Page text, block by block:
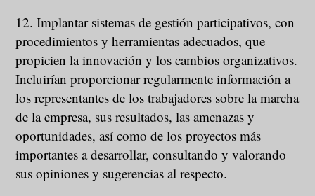
12. Implantar sistemas de gestión participativos, con
procedimientos y herramientas adecuados, que
propicien la innovación y los cambios organizativos.
Incluirían proporcionar regularmente información a
los representantes de los trabajadores sobre la marcha
de la empresa, sus resultados, las amenazas y
oportunidades, así como de los proyectos más
importantes a desarrollar, consultando y valorando
sus opiniones y sugerencias al respecto.